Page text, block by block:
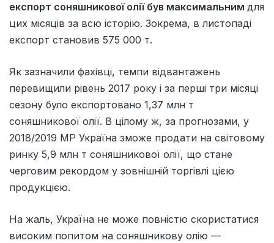
експорт соняшникової олії був максимальним для
цих місяців за всю історію. Зокрема, в листопаді
експорт становив 575 000 т.
Як зазначили фахівці, темпи відвантажень
перевищили рівень 2017 року і за перші три місяці
сезону було експортовано 1,37 млн т
соняшникової олії. В цілому ж, за прогнозами, у
2018/2019 МР Україна зможе продати на світовому
ринку 5,9 млн т соняшникової олії, що стане
черговим рекордом у зовнішній торгівлі цією
продукцією.
На жаль, Україна не може повністю скористатися
високим попитом на соняшникову олію —